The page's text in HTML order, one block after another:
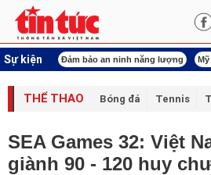
Sự kiện
lượng Mỹ - Israel tấn công Iran Thực
THỂ THAO Bóng đá Tennis
SEA Games 32: Việt
giành 90 - 120 huy